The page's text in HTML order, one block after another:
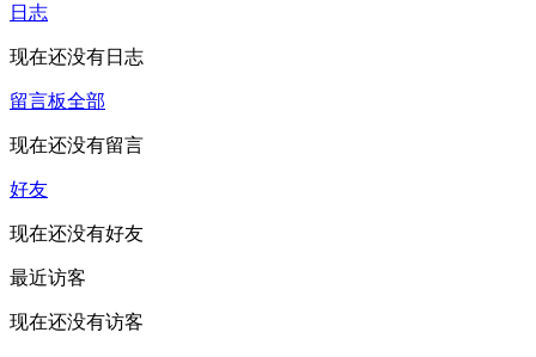
日志
现在还没有日志
留言板全部
现在还没有留言
好友
现在还没有好友
最近访客
现在还没有访客